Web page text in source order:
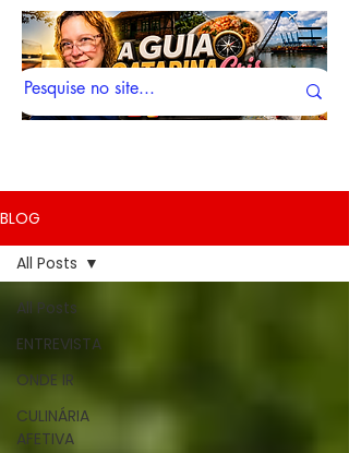
BLOG
All Posts
ENTREVISTA
ONDE IR
CULINÁRIA
AFETIVA
All Posts